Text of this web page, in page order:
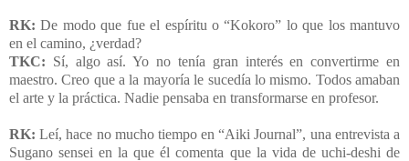
RK:De modo que fue el espíritu o “Kokoro” lo que los mantuvo
en el camino, ¿verdad?
TKC: Sí, algo así. Yo no tenía gran interés en convertirme en
maestro. Creo que a la mayoría le sucedía lo mismo. Todos amaban
el arte y la práctica. Nadie pensaba en transformarse en profesor.
RK: Leí, hace no mucho tiempo en “Aiki Journal”, una entrevista a
Sugano sensei en la que él comenta que la vida de uchi-deshi de